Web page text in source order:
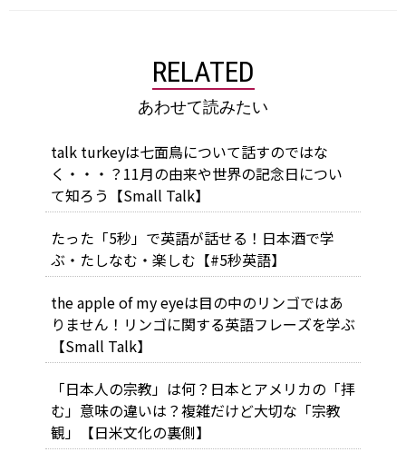
RELATED
あわせて読みたい
talk turkeyは七面鳥について話すのではな
く・・・？11月の由来や世界の記念日につい
て知ろう【Small Talk】
たった「5秒」で英語が話せる！日本酒で学
ぶ・たしなむ・楽しむ【#5秒英語】
the apple of my eyeは目の中のリンゴではあ
りません！リンゴに関する英語フレーズを学ぶ
【Small Talk】
「日本人の宗教」は何？日本とアメリカの「拝
む」意味の違いは？複雑だけど大切な「宗教
観」【日米文化の裏側】